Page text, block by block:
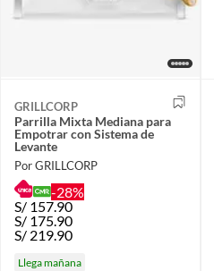
GRILLCORP
Parrilla Mixta Mediana para
Empotrar con Sistema de
Levante
Por GRILLCORP
-28%
S/ 157.90
S/ 175.90
S/ 219.90
Llega mañana